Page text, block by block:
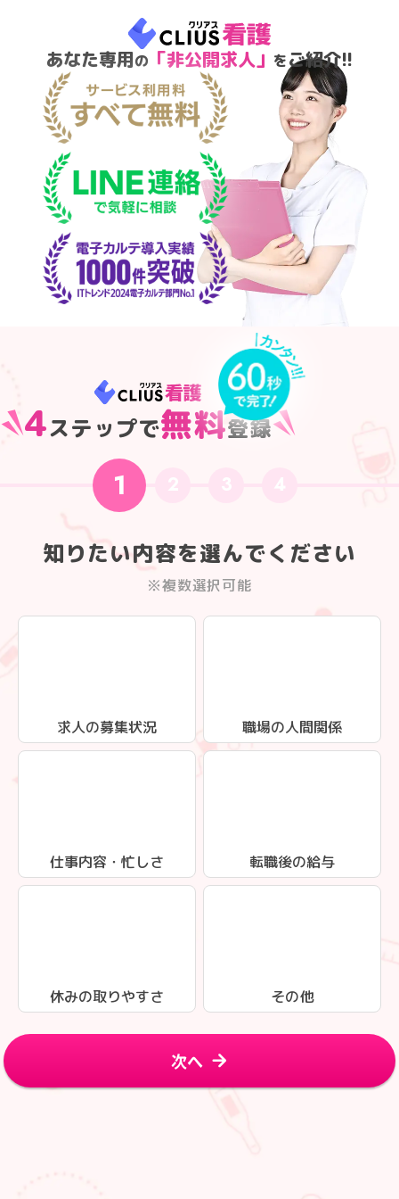
あなた専用の 「非公開求人」 をご紹介!!
4ステップで無料登録
1 2 3 4
知りたい内容を選んでください
※複数選択可能
求人の募集状況 職場の人間関係
仕事内容・忙しさ 転職後の給与
休みの取りやすさ その他
次へ